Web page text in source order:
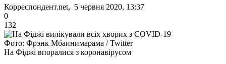
Корреспондент.net, 5 червня 2020, 13:37
0
132
Фото: Фрэнк Мбаинимарама / Twitter
На Фіджі впоралися з коронавірусом